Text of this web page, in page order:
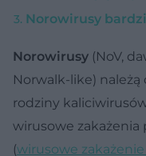
Norowirusy
Norowirusy (NoV,
Norwalk-like) należą
rodziny
wirusowe
(wirusowe zakażenie